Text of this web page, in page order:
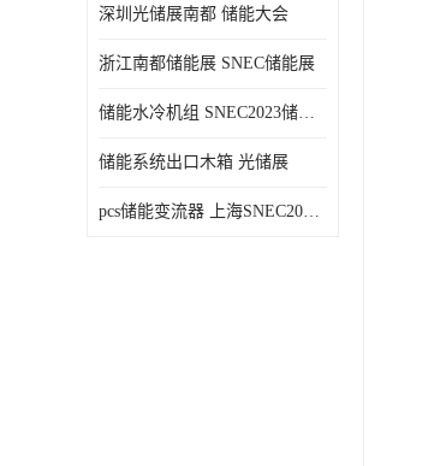
深圳光储展南都 储能大会
浙江南都储能展 SNEC储能展
储能水冷机组 SNEC2023储能展
储能系统出口木箱 光储展
pcs储能变流器 上海SNEC2023光伏展